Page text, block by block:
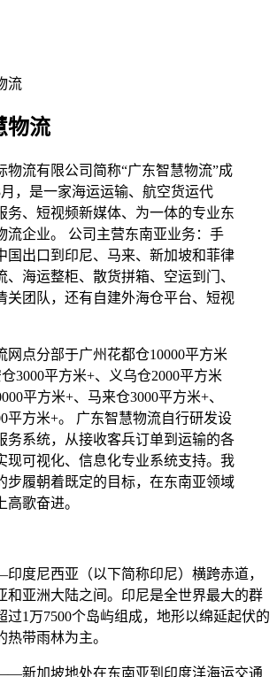
物流
物流有限公司简称“广东智慧物流”成
月，是一家海运运输、航空货运代
务、短视频新媒体、为一体的专业东
流企业。 公司主营东南亚业务：手
国出口到印尼、马来、新加坡和菲律
、海运整柜、散货拼箱、空运到门、
关团队，还有自建外海仓平台、短视
网点分部于广州花都仓10000平方米
3000平方米+、义乌仓2000平方米
平方米+、马来仓3000平方米+、
平方米+。 广东智慧物流自行研发设
务系统，从接收客兵订单到运输的各
现可视化、信息化专业系统支持。我
步履朝着既定的目标，在东南亚领域
高歌奋进。
度尼西亚（以下简称印尼）横跨赤道，
和亚洲大陆之间。印尼是全世界最大的群
过1万7500个岛屿组成，地形以绵延起伏的
热带雨林为主。
新加坡地处在东南亚到印度洋海运交通